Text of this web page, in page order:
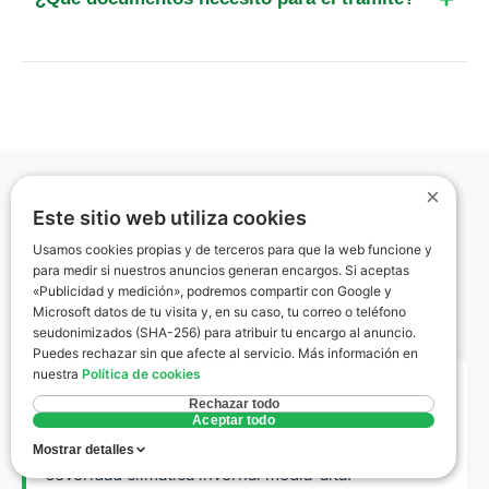
en un plazo de entre 24 horas y 3 días hábiles.
Glosario rápido
Términos clave del certificado energético
explicados sin jerga.
Zona Climática D3
Clasificación del Código Técnico de la Edificación
que define a Torrecuadradilla como una zona de
severidad climática invernal media-alta.
×
Este sitio web utiliza cookies
Usamos cookies propias y de terceros para que la web funcione y
para medir si nuestros anuncios generan encargos. Si aceptas
«Publicidad y medición», podremos compartir con Google y
Microsoft datos de tu visita y, en su caso, tu correo o teléfono
seudonimizados (SHA-256) para atribuir tu encargo al anuncio.
Puedes rechazar sin que afecte al servicio. Más información en
nuestra Política de cookies
Rechazar todo
Aceptar todo
Mostrar detalles